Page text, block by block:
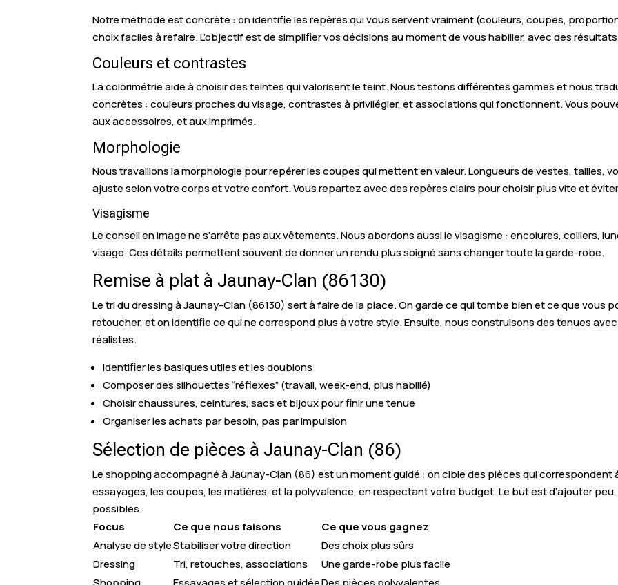
Notre méthode est concrète : on identifie les repères qui vous servent vraiment (couleurs, coupes,
choix faciles à refaire. L’objectif est de simplifier vos décisions au moment de vous habiller, avec des
Couleurs et contrastes
La colorimétrie aide à choisir des teintes qui valorisent le teint. Nous testons différentes gammes et nous
concrètes : couleurs proches du visage, contrastes à privilégier, et associations qui fonctionnent. Vous
aux accessoires, et aux imprimés.
Morphologie
Nous travaillons la morphologie pour repérer les coupes qui mettent en valeur. Longueurs de vestes, tailles,
ajuste selon votre corps et votre confort. Vous repartez avec des repères clairs pour choisir plus vite et
Visagisme
Le conseil en image ne s’arrête pas aux vêtements. Nous abordons aussi le visagisme : encolures, colliers,
visage. Ces détails permettent souvent de donner un rendu plus soigné sans changer toute la garde-robe.
Remise à plat à Jaunay-Clan (86130)
Le tri du dressing à Jaunay-Clan (86130) sert à faire de la place. On garde ce qui tombe bien et ce que vous
retoucher, et on identifie ce qui ne correspond plus à votre style. Ensuite, nous construisons des tenues
réalistes.
Identifier les basiques utiles et les doublons
Composer des silhouettes “réflexes” (travail, week-end, plus habillé)
Choisir chaussures, ceintures, sacs et bijoux pour finir une tenue
Organiser les achats par besoin, pas par impulsion
Sélection de pièces à Jaunay-Clan (86)
Le shopping accompagné à Jaunay-Clan (86) est un moment guidé : on cible des pièces qui correspondent
essayages, les coupes, les matières, et la polyvalence, en respectant votre budget. Le but est d’ajouter
possibles.
Focus
Ce que nous faisons
Ce que vous gagnez
Analyse de styleStabiliser votre direction
Des choix plus sûrs
Dressing
Tri, retouches, associations
Une garde-robe plus facile